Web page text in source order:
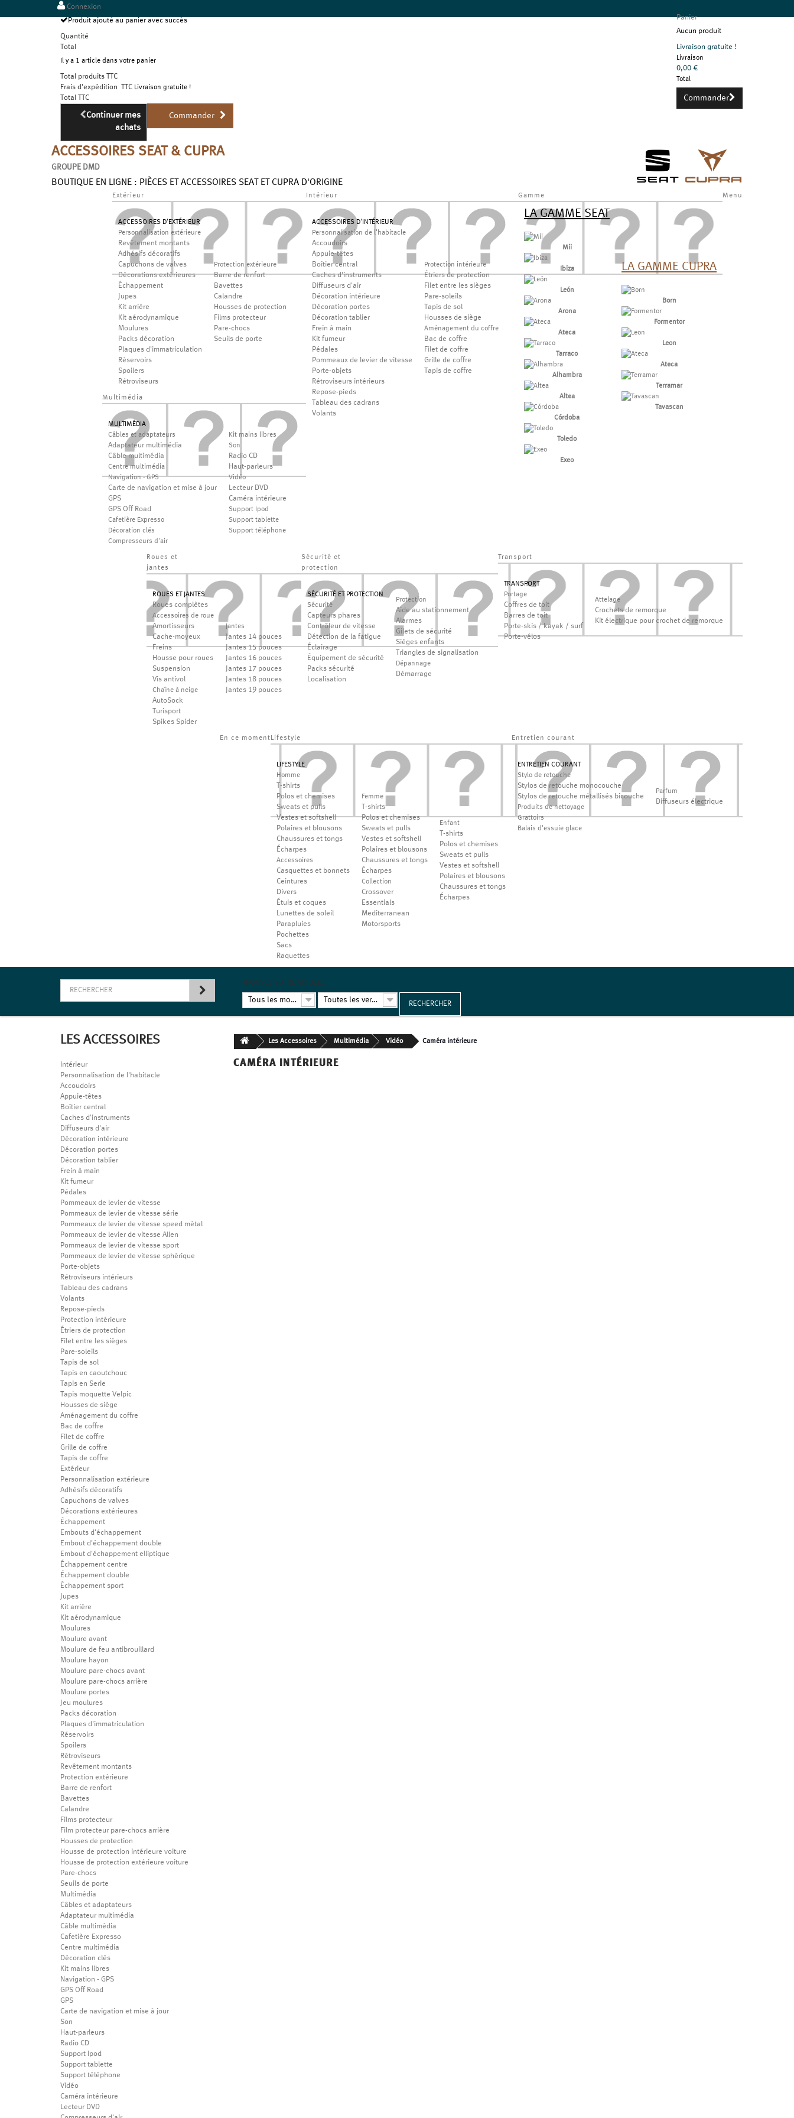
Connexion
Panier
Aucun produit
Livraison gratuite !
Livraison
0,00 €
Total
Commander
Produit ajouté au panier avec succès
Quantité
Total
Il y a 1 article dans votre panier
Total produits TTC
Frais d'expédition TTC Livraison gratuite !
Total TTC
Continuer mes
achats
Commander
ACCESSOIRES SEAT & CUPRA
GROUPE DMD
BOUTIQUE EN LIGNE : PIÈCES ET ACCESSOIRES SEAT ET CUPRA D'ORIGINE
Menu
Gamme
LA GAMME SEAT
Mii
Ibiza
León
Arona
Ateca
Tarraco
Alhambra
Altea
Córdoba
Toledo
Exeo
LA GAMME CUPRA
Born
Formentor
Leon
Ateca
Terramar
Tavascan
Intérieur
ACCESSOIRES D'INTÉRIEUR
Personnalisation de l'habitacle
Accoudoirs
Appuie-têtes
Boîtier central
Caches d'instruments
Diffuseurs d'air
Décoration intérieure
Décoration portes
Décoration tablier
Frein à main
Kit fumeur
Pédales
Pommeaux de levier de vitesse
Porte-objets
Rétroviseurs intérieurs
Repose-pieds
Tableau des cadrans
Volants
Protection intérieure
Étriers de protection
Filet entre les sièges
Pare-soleils
Tapis de sol
Housses de siège
Aménagement du coffre
Bac de coffre
Filet de coffre
Grille de coffre
Tapis de coffre
Extérieur
ACCESSOIRES D'EXTÉRIEUR
Personnalisation extérieure
Revêtement montants
Adhésifs décoratifs
Capuchons de valves
Décorations extérieures
Échappement
Jupes
Kit arrière
Kit aérodynamique
Moulures
Packs décoration
Plaques d'immatriculation
Réservoirs
Spoilers
Rétroviseurs
Protection extérieure
Barre de renfort
Bavettes
Calandre
Housses de protection
Films protecteur
Pare-chocs
Seuils de porte
Multimédia
MULTIMÉDIA
Câbles et adaptateurs
Adaptateur multimédia
Câble multimédia
Centre multimédia
Navigation - GPS
Carte de navigation et mise à jour
GPS
GPS Off Road
Cafetière Expresso
Décoration clés
Compresseurs d'air
Kit mains libres
Son
Radio CD
Haut-parleurs
Vidéo
Lecteur DVD
Caméra intérieure
Support Ipod
Support tablette
Support téléphone
Transport
TRANSPORT
Portage
Coffres de toit
Barres de toit
Porte-skis / kayak / surf
Porte-vélos
Attelage
Crochets de remorque
Kit électrique pour crochet de remorque
Sécurité et
protection
SÉCURITÉ ET PROTECTION
Sécurité
Capteurs phares
Contrôleur de vitesse
Détection de la fatigue
Éclairage
Équipement de sécurité
Packs sécurité
Localisation
Protection
Aide au stationnement
Alarmes
Gilets de sécurité
Sièges enfants
Triangles de signalisation
Dépannage
Démarrage
Roues et
jantes
ROUES ET JANTES
Roues complètes
Accessoires de roue
Amortisseurs
Cache-moyeux
Freins
Housse pour roues
Suspension
Vis antivol
Chaîne à neige
AutoSock
Turisport
Spikes Spider
Jantes
Jantes 14 pouces
Jantes 15 pouces
Jantes 16 pouces
Jantes 17 pouces
Jantes 18 pouces
Jantes 19 pouces
Entretien courant
ENTRETIEN COURANT
Stylo de retouche
Stylos de retouche monocouche
Stylos de retouche métallisés bicouche
Produits de nettoyage
Grattoirs
Balais d'essuie glace
Parfum
Diffuseurs électrique
Lifestyle
LIFESTYLE
Homme
T-shirts
Polos et chemises
Sweats et pulls
Vestes et softshell
Polaires et blousons
Chaussures et tongs
Écharpes
Accessoires
Casquettes et bonnets
Ceintures
Divers
Étuis et coques
Lunettes de soleil
Parapluies
Pochettes
Sacs
Raquettes
Femme
T-shirts
Polos et chemises
Sweats et pulls
Vestes et softshell
Polaires et blousons
Chaussures et tongs
Écharpes
Collection
Crossover
Essentials
Mediterranean
Motorsports
Enfant
T-shirts
Polos et chemises
Sweats et pulls
Vestes et softshell
Polaires et blousons
Chaussures et tongs
Écharpes
En ce moment
TROUVEZ VOTRE MODÈLE
Tous les modèles Toutes les versions RECHERCHER
LES ACCESSOIRES
Intérieur
Personnalisation de l'habitacle
Accoudoirs
Appuie-têtes
Boîtier central
Caches d'instruments
Diffuseurs d'air
Décoration intérieure
Décoration portes
Décoration tablier
Frein à main
Kit fumeur
Pédales
Pommeaux de levier de vitesse
Pommeaux de levier de vitesse série
Pommeaux de levier de vitesse speed métal
Pommeaux de levier de vitesse Allen
Pommeaux de levier de vitesse sport
Pommeaux de levier de vitesse sphérique
Porte-objets
Rétroviseurs intérieurs
Tableau des cadrans
Volants
Repose-pieds
Protection intérieure
Étriers de protection
Filet entre les sièges
Pare-soleils
Tapis de sol
Tapis en caoutchouc
Tapis en Serie
Tapis moquette Velpic
Housses de siège
Aménagement du coffre
Bac de coffre
Filet de coffre
Grille de coffre
Tapis de coffre
Extérieur
Personnalisation extérieure
Adhésifs décoratifs
Capuchons de valves
Décorations extérieures
Échappement
Embouts d'échappement
Embout d'échappement double
Embout d'échappement elliptique
Échappement centre
Échappement double
Échappement sport
Jupes
Kit arrière
Kit aérodynamique
Moulures
Moulure avant
Moulure de feu antibrouillard
Moulure hayon
Moulure pare-chocs avant
Moulure pare-chocs arrière
Moulure portes
Jeu moulures
Packs décoration
Plaques d'immatriculation
Réservoirs
Spoilers
Rétroviseurs
Revêtement montants
Protection extérieure
Barre de renfort
Bavettes
Calandre
Films protecteur
Film protecteur pare-chocs arrière
Housses de protection
Housse de protection intérieure voiture
Housse de protection extérieure voiture
Pare-chocs
Seuils de porte
Multimédia
Câbles et adaptateurs
Adaptateur multimédia
Câble multimédia
Cafetière Expresso
Centre multimédia
Décoration clés
Kit mains libres
Navigation - GPS
GPS Off Road
GPS
Carte de navigation et mise à jour
Son
Haut-parleurs
Radio CD
Support Ipod
Support tablette
Support téléphone
Vidéo
Caméra intérieure
Lecteur DVD
Les Accessoires Multimédia Vidéo Caméra intérieure
CAMÉRA INTÉRIEURE